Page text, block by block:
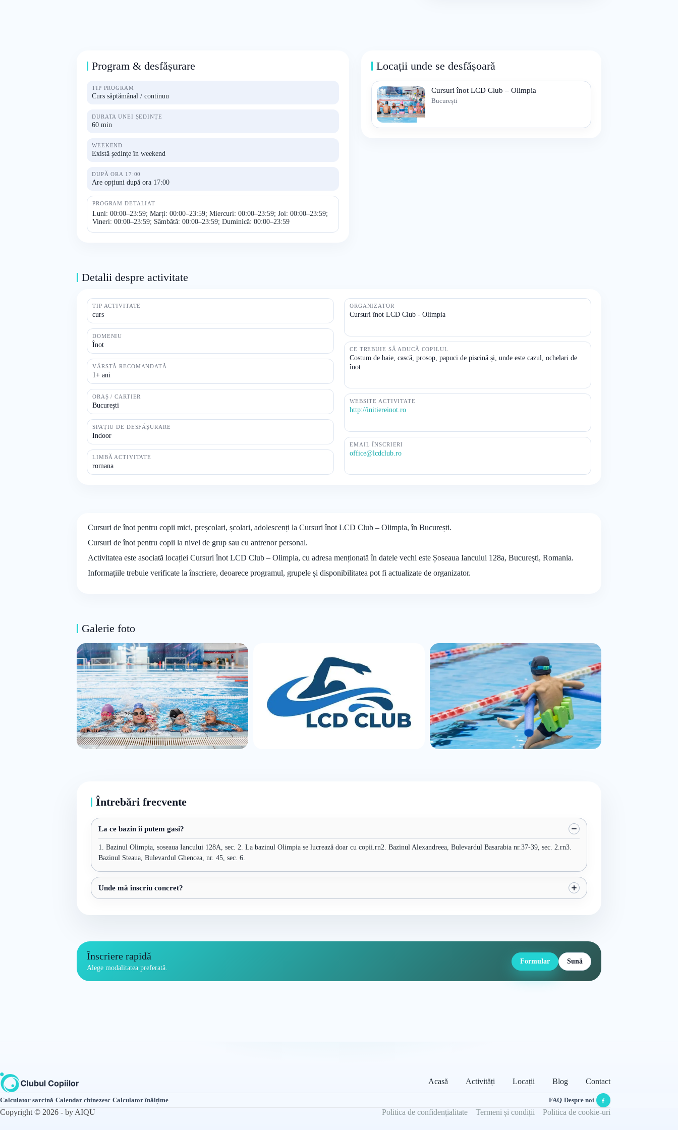
Program & desfășurare
TIP PROGRAM
Curs săptămânal / continuu
DURATA UNEI ȘEDINȚE
60 min
WEEKEND
Există ședințe în weekend
DUPĂ ORA 17:00
Are opțiuni după ora 17:00
PROGRAM DETALIAT
Luni: 00:00–23:59; Marți: 00:00–23:59; Miercuri: 00:00–23:59; Joi: 00:00–23:59;
Vineri: 00:00–23:59; Sâmbătă: 00:00–23:59; Duminică: 00:00–23:59
Locații unde se desfășoară
Cursuri înot LCD Club – Olimpia
București
Detalii despre activitate
TIP ACTIVITATE
curs
DOMENIU
Înot
VÂRSTĂ RECOMANDATĂ
1+ ani
ORAȘ / CARTIER
București
SPAȚIU DE DESFĂȘURARE
Indoor
LIMBĂ ACTIVITATE
romana
ORGANIZATOR
Cursuri înot LCD Club - Olimpia
CE TREBUIE SĂ ADUCĂ COPILUL
Costum de baie, cască, prosop, papuci de piscină și, unde este cazul, ochelari de
înot
WEBSITE ACTIVITATE
http://initiereinot.ro
EMAIL ÎNSCRIERI
office@lcdclub.ro
Cursuri de înot pentru copii mici, preșcolari, școlari, adolescenți la Cursuri înot LCD Club – Olimpia, în București.
Cursuri de înot pentru copii la nivel de grup sau cu antrenor personal.
Activitatea este asociată locației Cursuri înot LCD Club – Olimpia, cu adresa menționată în datele vechi este Șoseaua Iancului 128a, București, Romania.
Informațiile trebuie verificate la înscriere, deoarece programul, grupele și disponibilitatea pot fi actualizate de organizator.
Galerie foto
Întrebări frecvente
La ce bazin îi putem gasi?
1. Bazinul Olimpia, soseaua Iancului 128A, sec. 2. La bazinul Olimpia se lucrează doar cu copii.rn2. Bazinul Alexandreea, Bulevardul Basarabia nr.37-39, sec. 2.rn3.
Bazinul Steaua, Bulevardul Ghencea, nr. 45, sec. 6.
Unde mă înscriu concret?
Înscriere rapidă
Alege modalitatea preferată.
Formular Sună
Acasă Activități Locații Blog Contact
Calculator sarcină·Calendar chinezesc·Calculator înălțime FAQ·Despre noi·
Copyright © 2026 - by AIQU Politica de confidențialitate Termeni și condiții Politica de cookie-uri